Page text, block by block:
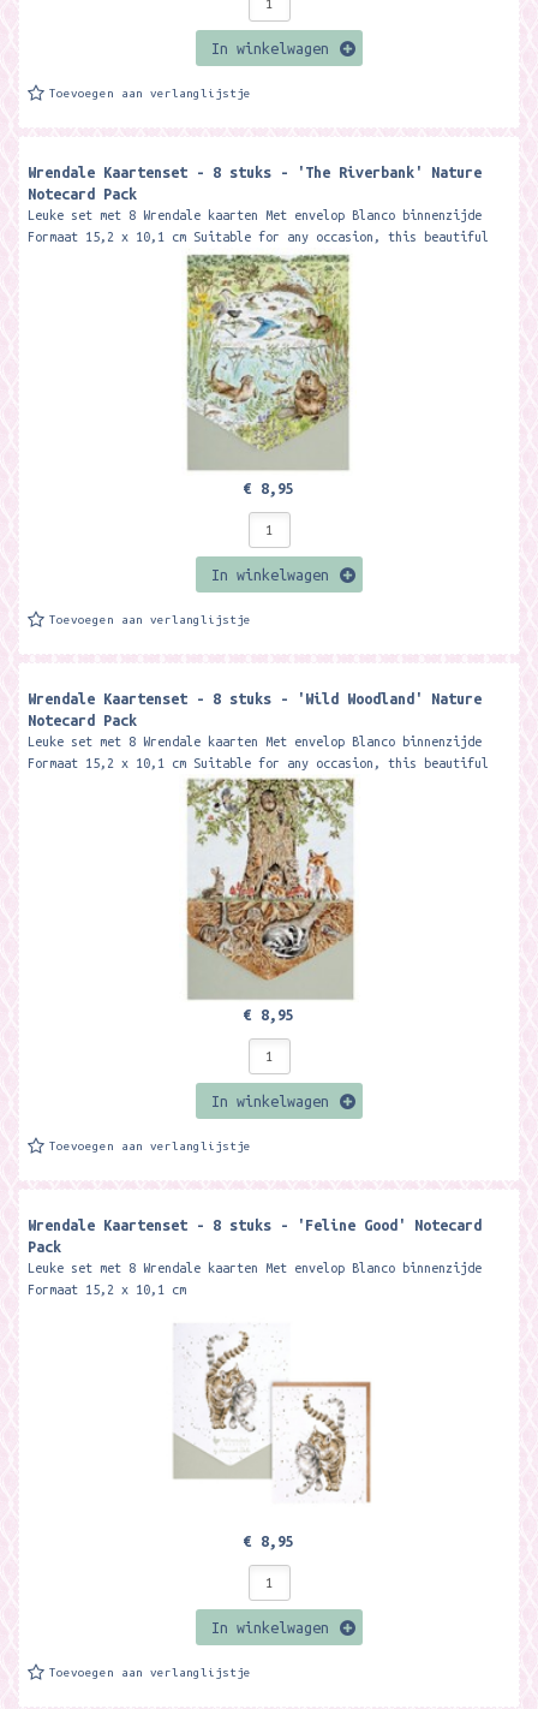
In winkelwagen
Toevoegen aan verlanglijstje
Wrendale Kaartenset - 8 stuks - 'The Riverbank' Nature
Notecard Pack
Leuke set met 8 Wrendale kaarten Met envelop Blanco binnenzijde
Formaat 15,2 x 10,1 cm Suitable for any occasion, this beautiful
€ 8,95
In winkelwagen
Toevoegen aan verlanglijstje
Wrendale Kaartenset - 8 stuks - 'Wild Woodland' Nature
Notecard Pack
Leuke set met 8 Wrendale kaarten Met envelop Blanco binnenzijde
Formaat 15,2 x 10,1 cm Suitable for any occasion, this beautiful
€ 8,95
In winkelwagen
Toevoegen aan verlanglijstje
Wrendale Kaartenset - 8 stuks - 'Feline Good' Notecard
Pack
Leuke set met 8 Wrendale kaarten Met envelop Blanco binnenzijde
Formaat 15,2 x 10,1 cm
€ 8,95
In winkelwagen
Toevoegen aan verlanglijstje